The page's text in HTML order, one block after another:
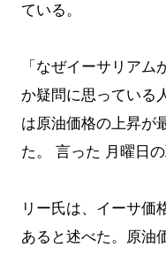
ている。
「なぜイーサリア
か疑問に思っている
は原油価格の上昇が
た。 言った 月曜日の
リー氏は、イーサ価
あると述べた。原油